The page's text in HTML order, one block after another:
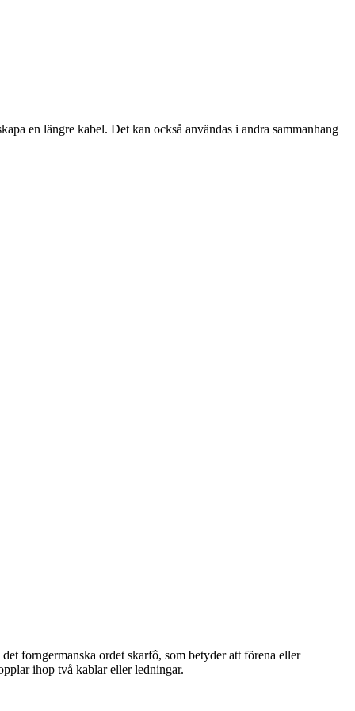
en längre kabel. Det kan också användas i andra sammanhang
forngermanska ordet skarfô, som betyder att förena eller
ihop två kablar eller ledningar.